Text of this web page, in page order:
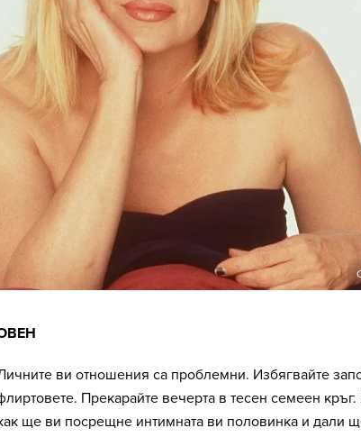
ви отношения са проблемни. Избягвайте
Прекарайте вечерта в тесен семеен кръг.
ще ви посрещне интимната ви половинка и дали